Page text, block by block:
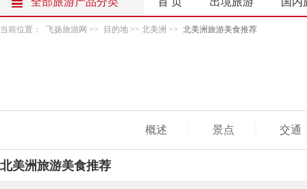
当前位置： 飞扬旅游网 >> 目的地 >> 北美洲 >> 北美洲旅游美食推荐
概述 景点 交通
北美洲旅游美食推荐